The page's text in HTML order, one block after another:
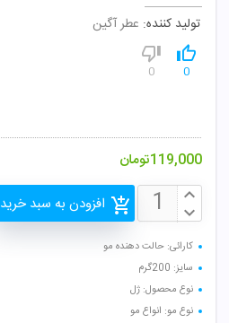
تولید کننده: عطر آگین
0
0
119,000تومان
افزودن به سبد خرید
کارائی: حالت دهنده مو
سایز: 200گرم
نوع محصول: ژل
نوع مو: انواع مو